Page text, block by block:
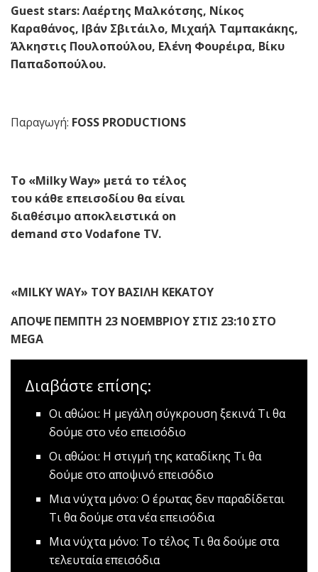
Guest stars: Λαέρτης Μαλκότσης, Νίκος
Καραθάνος, Ιβάν Σβιτάιλο, Μιχαήλ Ταμπακάκης,
Άλκηστις Πουλοπούλου, Ελένη Φουρέιρα, Βίκυ
Παπαδοπούλου.
Παραγωγή: FOSS PRODUCTIONS
To «Milky Way» μετά το τέλος
του κάθε επεισοδίου θα είναι
διαθέσιμο αποκλειστικά on
demand στο Vodafone TV.
«MILKYWAY» ΤΟΥ ΒΑΣΙΛΗ ΚΕΚΑΤΟΥ
ΑΠΟΨΕ ΠΕΜΠΤΗ 23 ΝΟΕΜΒΡΙΟΥ ΣΤΙΣ 23:10 ΣΤΟ
MEGA
Διαβάστε επίσης:
Οι αθώοι: Η μεγάλη σύγκρουση ξεκινάΤι θα
δούμε στο νέο επεισόδιο
Οι αθώοι: Η στιγμή της καταδίκης Tι θα
δούμε στο αποψινό επεισόδιο
Μια νύχτα μόνο: Ο έρωτας δεν παραδίδεται
Tι θα δούμε στα νέα επεισόδια
Μια νύχτα μόνο: Το τέλος Τι θα δούμε στα
τελευταία επεισόδια